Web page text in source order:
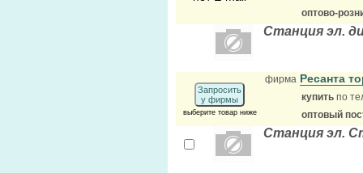
оптово-
Станция эл.
Запросить
у фирмы
выберите товар ниже
фирма Ресанта
купить по
оптовый
Станция эл.